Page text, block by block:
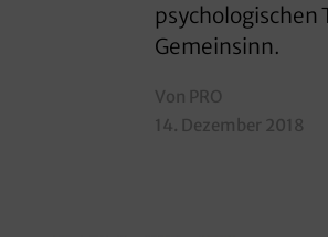
psychologischen
Gemeinsinn.
Von PRO
14. Dezember 2018